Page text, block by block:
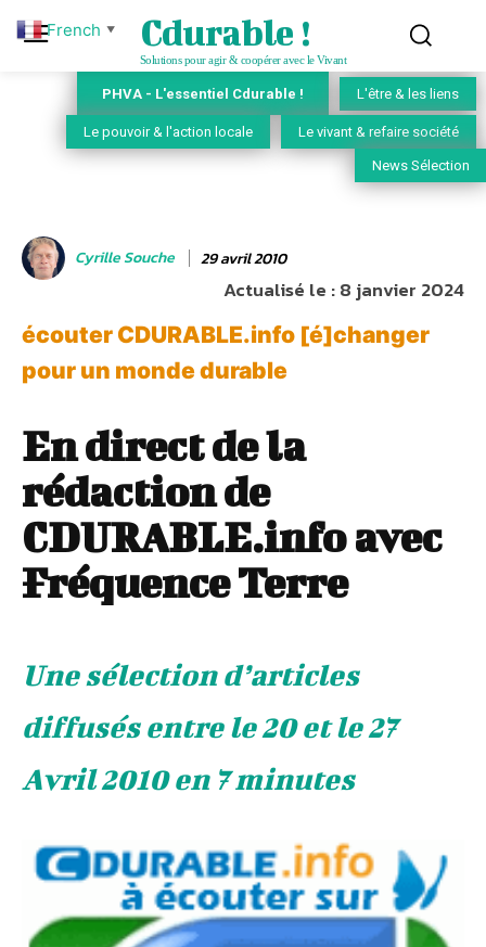
Cdurable !
Solutions pour agir & coopérer avec le Vivant
PHVA - L'essentiel Cdurable ! L'être & les liens
Le pouvoir & l'action locale Le vivant & refaire société
News Sélection
Cyrille Souche 29 avril 2010
Actualisé le :8 janvier 2024
écouter CDURABLE.info [é]changer
pour un monde durable
En direct de la
rédaction de
CDURABLE.info avec
Fréquence Terre
Une sélection d’articles
diffusés entre le 20 et le 27
Avril 2010 en 7 minutes
French ▼